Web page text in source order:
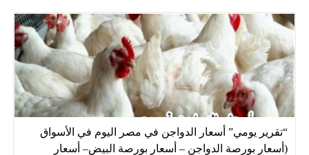
“تقرير يومي” أسعار الدواجن في مصر اليوم في الأسواق
(أسعار بورصة الدواجن – أسعار بورصة البيض– أسعار